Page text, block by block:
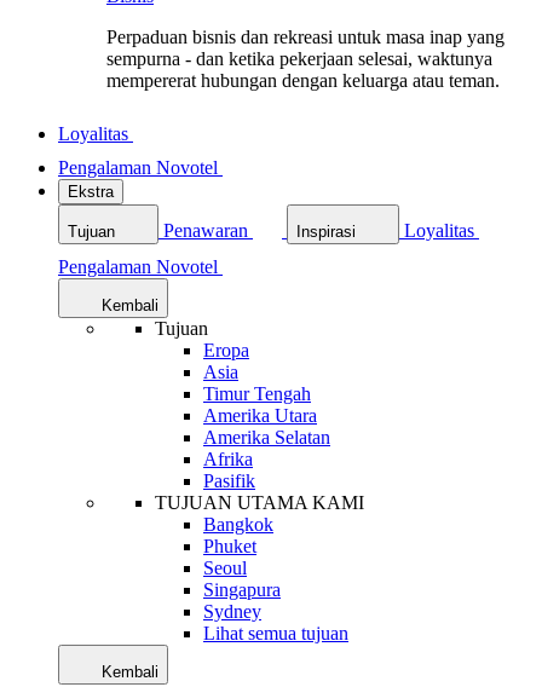
Perpaduan bisnis dan rekreasi untuk masa inap yang
sempurna - dan ketika pekerjaan selesai, waktunya
mempererat hubungan dengan keluarga atau teman.
Loyalitas
Pengalaman Novotel
Ekstra
Tujuan Penawaran Inspirasi
Loyalitas
Pengalaman Novotel
Kembali
Tujuan
Eropa
Asia
Timur Tengah
Amerika Utara
Amerika Selatan
Afrika
Pasifik
TUJUAN UTAMA KAMI
Bangkok
Phuket
Seoul
Singapura
Sydney
Lihat semua tujuan
Kembali